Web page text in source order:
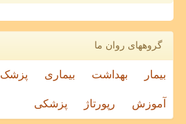
گروههای روان ما
بیمار بهداشت بیماری پزشک
آموزش رپورتاژ پزشکی